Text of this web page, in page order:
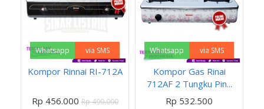
Whatsapp via SMS
Kompor Rinnai RI-712A
Rp 456.000Rp 490.000
Whatsapp via SMS
Kompor Gas Rinai
712AF 2 Tungku Pin...
Rp 532.500